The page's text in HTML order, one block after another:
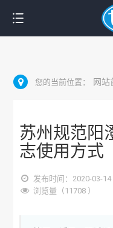
您的当前位置： 网站
苏州规范阳
志使用方式
发布时间：2020-03-14
浏览量（11708 ）